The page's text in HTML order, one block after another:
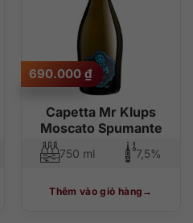
Capetta Mr Klups
Moscato Spumante
690.000 ₫
750 ml 7,5%
Thêm vào giỏ hàng